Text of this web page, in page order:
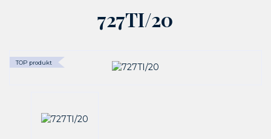
727TI/20
TOP produkt